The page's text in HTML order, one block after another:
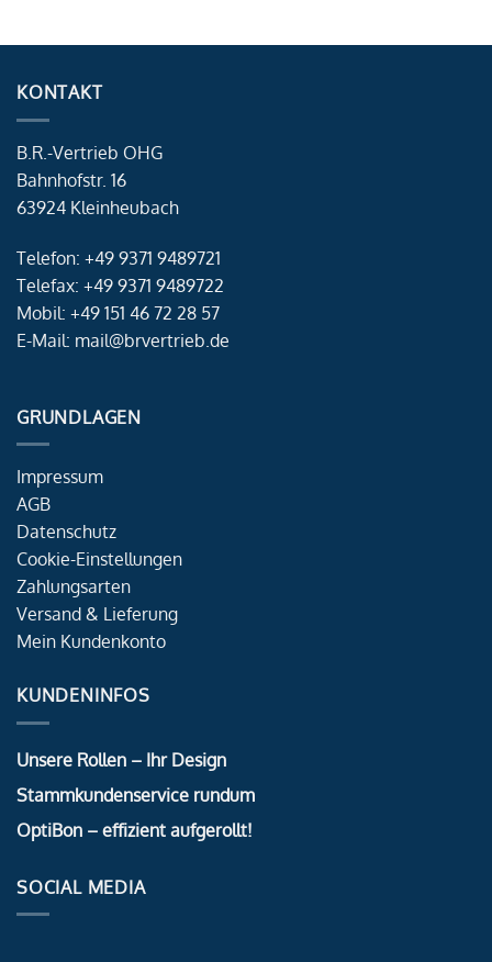
KONTAKT
B.R.-Vertrieb OHG
Bahnhofstr. 16
63924 Kleinheubach
Telefon: +49 9371 9489721
Telefax: +49 9371 9489722
Mobil: +49 151 46 72 28 57
E-Mail: mail@brvertrieb.de
GRUNDLAGEN
Impressum
AGB
Datenschutz
Cookie-Einstellungen
Zahlungsarten
Versand & Lieferung
Mein Kundenkonto
KUNDENINFOS
Unsere Rollen – Ihr Design
Stammkundenservice rundum
OptiBon – effizient aufgerollt!
SOCIAL MEDIA